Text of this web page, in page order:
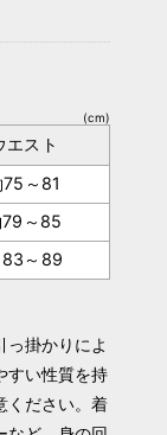
(cm)
エスト
75～81
79～85
～89
っ掛かりによ
すい性質を持
ください。着